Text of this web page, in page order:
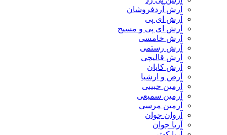
آرش آردفروشان
آرش ای پی
آرش ای پی و مسیح
آرش خامسی
آرش رستمی
آرش قالیچی
آرش کایان
​آرض و ارشیا
آرمین حبیبی
آرمین سمیعی
آرمین مرسی
آروان جوان
آریا جوان